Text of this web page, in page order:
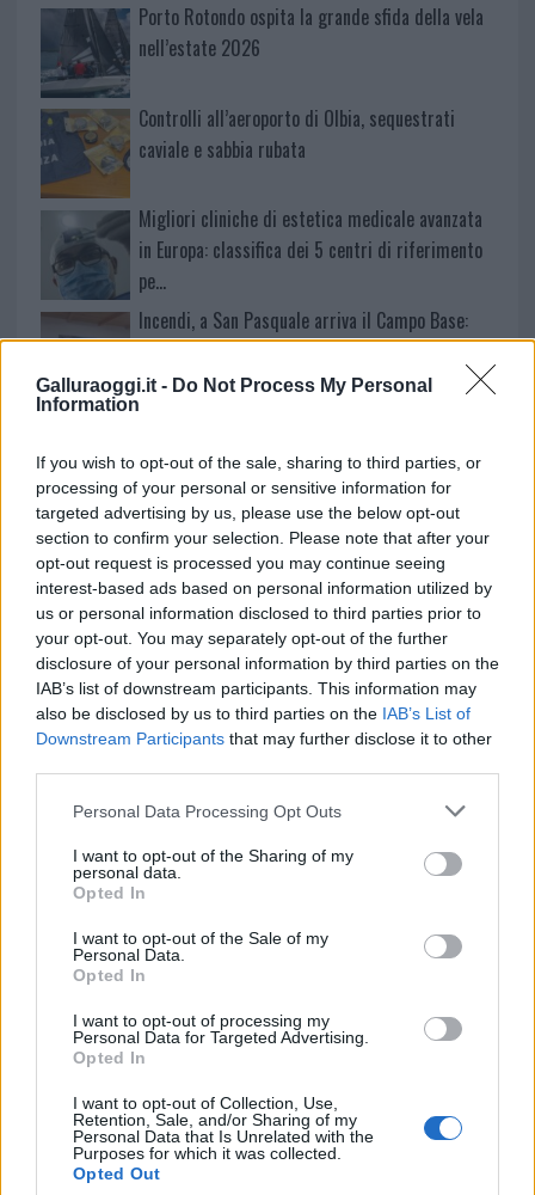
Galluraoggi.it - Do Not Process My Personal
Information
If you wish to opt-out of the sale, sharing to third parties, or
processing of your personal or sensitive information for
targeted advertising by us, please use the below opt-out
section to confirm your selection. Please note that after your
opt-out request is processed you may continue seeing
interest-based ads based on personal information utilized by
us or personal information disclosed to third parties prior to
your opt-out. You may separately opt-out of the further
disclosure of your personal information by third parties on the
IAB’s list of downstream participants. This information may
also be disclosed by us to third parties on the IAB’s List of
Downstream Participants that may further disclose it to other
Please note that this website/app uses one or more Google
not limited to your visit or usage behaviour. You may click to
grant or deny consent to Google and its third-party tags to
use your data for below specified purposes in below Google
consent section.
Personal Data Processing Opt Outs
I want to opt-out of the Sharing of my
personal data.
Opted In
I want to opt-out of the Sale of my
Personal Data.
Opted In
I want to opt-out of processing my
Personal Data for Targeted Advertising.
Opted In
I want to opt-out of Collection, Use,
Retention, Sale, and/or Sharing of my
Personal Data that Is Unrelated with the
Purposes for which it was collected.
Opted Out
Porto Rotondo ospita la grande sfida della vela
nell’estate 2026
Controlli all’aeroporto di Olbia, sequestrati
caviale e sabbia rubata
Migliori cliniche di estetica medicale avanzata
in Europa: classifica dei 5 centri di riferimento
pe…
Incendi, a San Pasquale arriva il Campo Base:
l’inaugurazione
partecipazione per il suo racconto
Calangianus, allarme sul centro accoglienza
minori, Albieri: “Episodi gravissimi”
NECROLOGIE
Mario Malu
Paolo Pinna
Martina Agostina Diturco